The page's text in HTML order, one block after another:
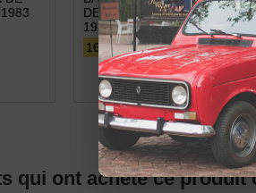
DETRESSE DE 1963 A
1983
16,99 €
Voir
qui ont acheté ce produit